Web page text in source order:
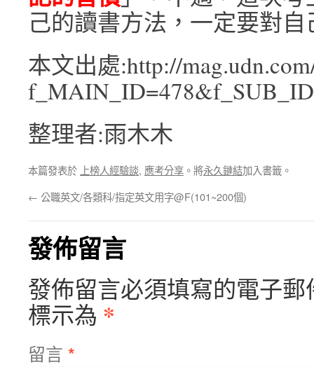
己的讀書方法，一定要對
本文出處:http://
整理者:雨木木
本篇發表於 上榜人經驗談, 應考分享 。將永久鏈結加入書籤。
← 公職英文/各類科/指定英文用字@F(101~200個)
發佈留言
發佈留言必須填寫的電子
標示為 *
留言 *